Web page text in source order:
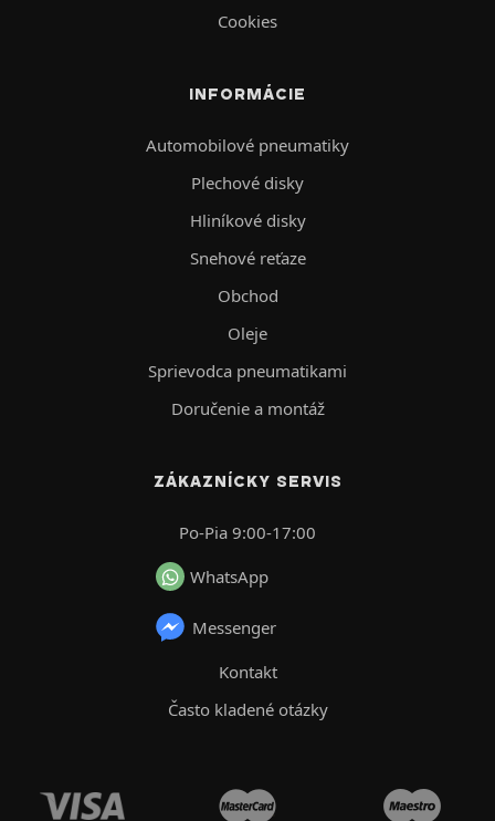
Cookies
INFORMÁCIE
Automobilové pneumatiky
Plechové disky
Hliníkové disky
Snehové reťaze
Obchod
Oleje
Sprievodca pneumatikami
Doručenie a montáž
ZÁKAZNÍCKY SERVIS
Po-Pia 9:00-17:00
WhatsApp
Messenger
Kontakt
Často kladené otázky